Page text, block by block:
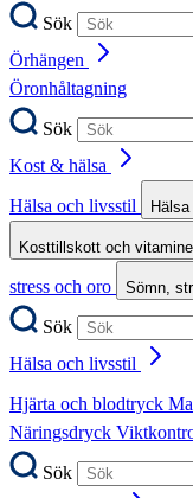
Sök
Örhängen
Öronhåltagning
Sök
Kost & hälsa
Hälsa och livsstil
Kosttillskott och
stress och oro
Sömn,
Sök
Hälsa och livsstil
Hjärta och blodtryck
Näringsdryck
Sök